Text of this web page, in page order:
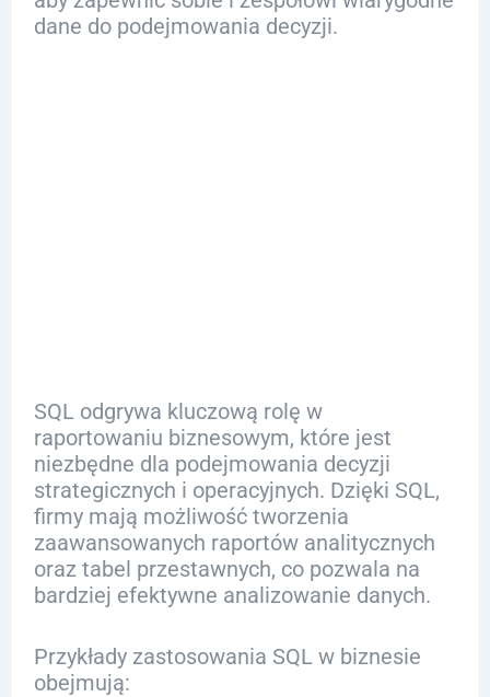
dane do podejmowania decyzji.
SQL odgrywa kluczową rolę w
raportowaniu biznesowym, które jest
niezbędne dla podejmowania decyzji
strategicznych i operacyjnych. Dzięki SQL,
firmy mają możliwość tworzenia
zaawansowanych raportów analitycznych
oraz tabel przestawnych, co pozwala na
bardziej efektywne analizowanie danych.
Przykłady zastosowania SQL w biznesie
obejmują: